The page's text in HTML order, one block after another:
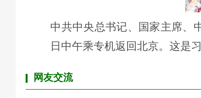
中共中央总书记、国家主席、
日中午乘专机返回北京。这是
网友交流